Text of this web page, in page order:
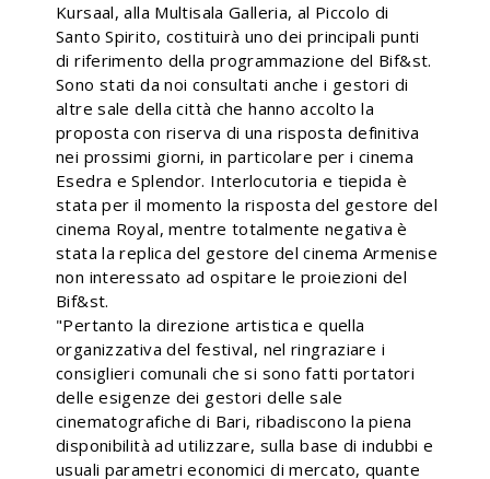
Kursaal, alla Multisala Galleria, al Piccolo di
Santo Spirito, costituirà uno dei principali punti
di riferimento della programmazione del Bif&st.
Sono stati da noi consultati anche i gestori di
altre sale della città che hanno accolto la
proposta con riserva di una risposta definitiva
nei prossimi giorni, in particolare per i cinema
Esedra e Splendor. Interlocutoria e tiepida è
stata per il momento la risposta del gestore del
cinema Royal, mentre totalmente negativa è
stata la replica del gestore del cinema Armenise
non interessato ad ospitare le proiezioni del
Bif&st.
"Pertanto la direzione artistica e quella
organizzativa del festival, nel ringraziare i
consiglieri comunali che si sono fatti portatori
delle esigenze dei gestori delle sale
cinematografiche di Bari, ribadiscono la piena
disponibilità ad utilizzare, sulla base di indubbi e
usuali parametri economici di mercato, quante